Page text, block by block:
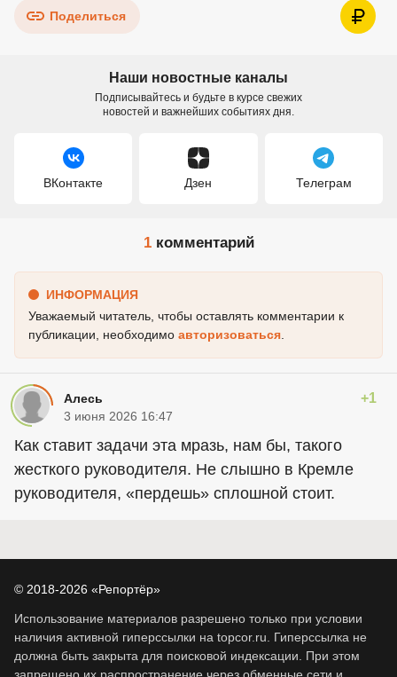
Поделиться
Наши новостные каналы
Подписывайтесь и будьте в курсе свежих
новостей и важнейших событиях дня.
ВКонтакте Дзен Телеграм
1комментарий
ИНФОРМАЦИЯ
Уважаемый читатель, чтобы оставлять комментарии к
публикации, необходимо авторизоваться
Алесь +1
3 июня 2026 16:47
Как ставит задачи эта мразь, нам бы, такого
жесткого руководителя. Не слышно в Кремле
руководителя, «пердешь» сплошной стоит.
© 2018-2026 «Репортёр»
Использование материалов разрешено только при условии
наличия активной гиперссылки на topcor.ru. Гиперссылка не
должна быть закрыта для поисковой индексации. При этом